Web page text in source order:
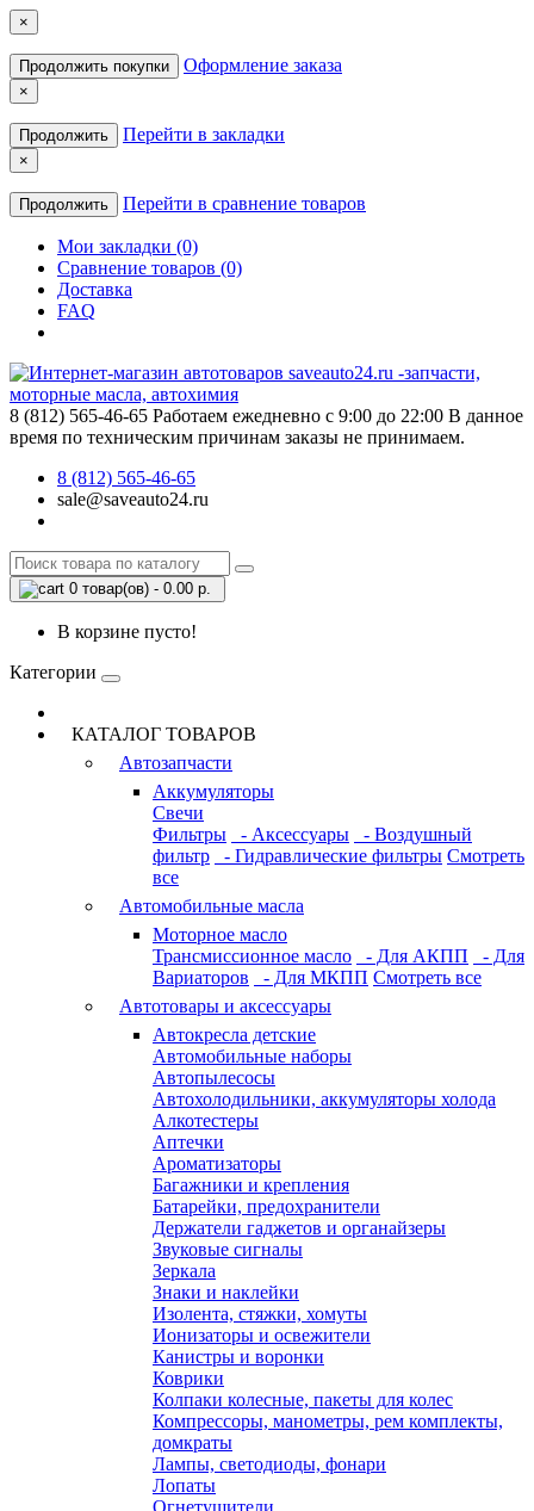
×
Продолжить покупки Оформление заказа
×
Продолжить Перейти в закладки
×
Продолжить Перейти в сравнение товаров
Мои закладки (0)
Сравнение товаров (0)
Доставка
FAQ
8 (812) 565-46-65 Работаем ежедневно с 9:00 до 22:00 В данное
время по техническим причинам заказы не принимаем.
8 (812) 565-46-65
sale@saveauto24.ru
0 товар(ов) - 0.00 р.
В корзине пусто!
Категории
КАТАЛОГ ТОВАРОВ
Автозапчасти
Аккумуляторы
Свечи
Фильтры
- Аксессуары
- Воздушный
фильтр
- Гидравлические фильтры Смотреть
все
Автомобильные масла
Моторное масло
Трансмиссионное масло
- Для АКПП
- Для
Вариаторов
- Для МКПП Смотреть все
Автотовары и аксессуары
Автокресла детские
Автомобильные наборы
Автопылесосы
Автохолодильники, аккумуляторы холода
Алкотестеры
Аптечки
Ароматизаторы
Багажники и крепления
Батарейки, предохранители
Держатели гаджетов и органайзеры
Звуковые сигналы
Зеркала
Знаки и наклейки
Изолента, стяжки, хомуты
Ионизаторы и освежители
Канистры и воронки
Коврики
Колпаки колесные, пакеты для колес
Компрессоры, манометры, рем комплекты,
домкраты
Лампы, светодиоды, фонари
Лопаты
Огнетушители